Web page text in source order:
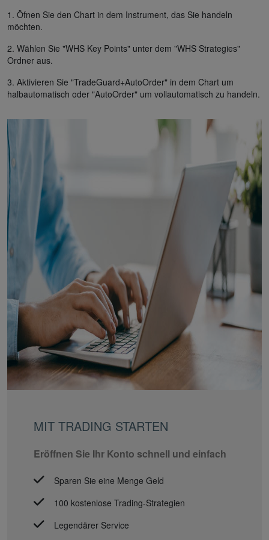
1. Öfnen Sie den Chart in dem Instrument, das Sie handeln
möchten.
2. Wählen Sie "WHS Key Points" unter dem "WHS Strategies"
Ordner aus.
3. Aktivieren Sie "TradeGuard+AutoOrder" in dem Chart um
halbautomatisch oder "AutoOrder" um vollautomatisch zu handeln.
MIT TRADING STARTEN
Eröffnen Sie Ihr Konto schnell und einfach
Sparen Sie eine Menge Geld
100 kostenlose Trading-Strategien
Legendärer Service